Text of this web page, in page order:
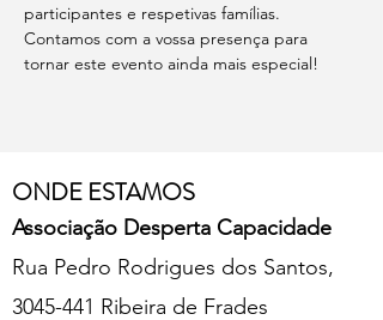
participantes e respetivas famílias.
Contamos com a vossa presença para
tornar este evento ainda mais especial!
ONDE ESTAMOS
Associação Desperta Capacidade
Rua Pedro Rodrigues dos Santos,
3045-441 Ribeira de Frades